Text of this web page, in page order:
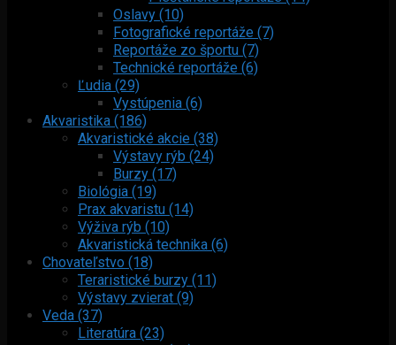
Oslavy (10)
Fotografické reportáže (7)
Reportáže zo športu (7)
Technické reportáže (6)
Ľudia (29)
Vystúpenia (6)
Akvaristika (186)
Akvaristické akcie (38)
Výstavy rýb (24)
Burzy (17)
Biológia (19)
Prax akvaristu (14)
Výživa rýb (10)
Akvaristická technika (6)
Chovateľstvo (18)
Teraristické burzy (11)
Výstavy zvierat (9)
Veda (37)
Literatúra (23)